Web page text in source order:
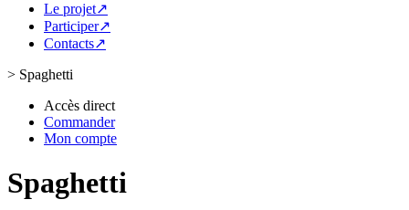
Le projet↗
Participer↗
Contacts↗
> Spaghetti
Accès direct
Commander
Mon compte
Spaghetti